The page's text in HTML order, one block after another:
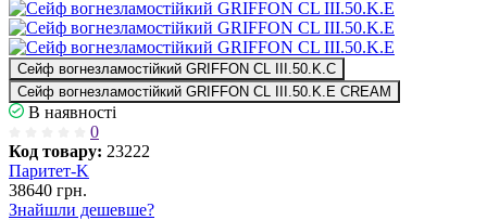
Сейф вогнезламостійкий GRIFFON CL III.50.K.C
Сейф вогнезламостійкий GRIFFON CL III.50.K.E CREAM
В наявності
0
Код товару: 23222
Паритет-K
38640 грн.
Знайшли дешевше?